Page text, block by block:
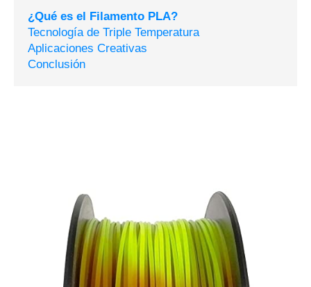
¿Qué es el Filamento PLA?
Tecnología de Triple Temperatura
Aplicaciones Creativas
Conclusión